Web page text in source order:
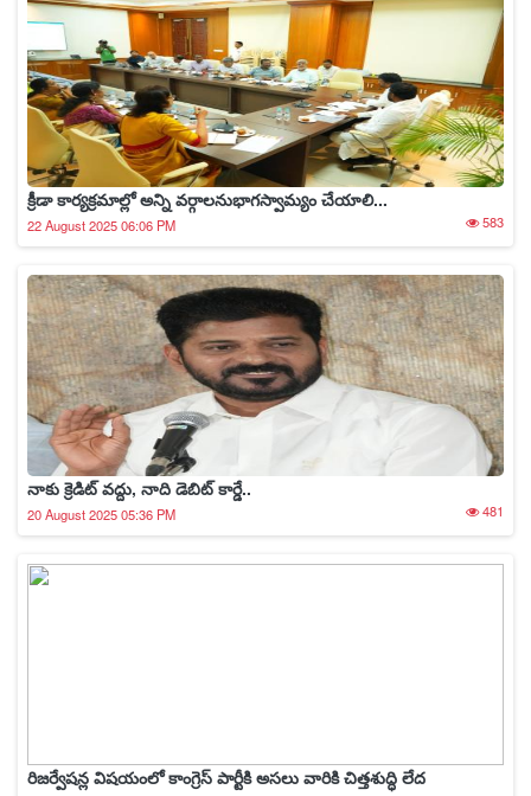
క్రీడా కార్యక్రమాల్లో అన్ని వర్గాలనుభాగస్వామ్యం చేయాలి...
22 August 2025 06:06 PM 583
నాకు క్రెడిట్ వద్దు, నాది డెబిట్ కార్డే..
20 August 2025 05:36 PM 481
రిజర్వేషన్ల విషయంలో కాంగ్రెస్ పార్టీకి అసలు వారికి చిత్తశుద్ధి లేద